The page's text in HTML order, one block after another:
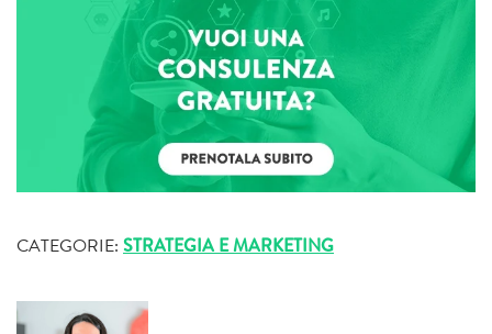
CATEGORIE: STRATEGIA E MARKETING